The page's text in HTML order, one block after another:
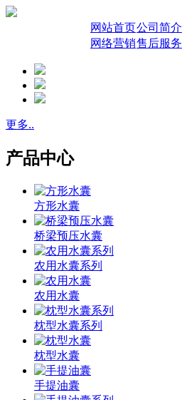
网站首页公司简介
网络营销售后服务
更多..
产品中心
方形水囊
桥梁预压水囊
农用水囊系列
农用水囊
枕型水囊系列
枕型水囊
手提油囊